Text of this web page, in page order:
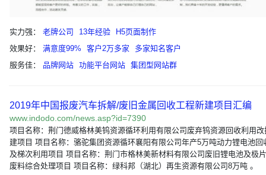
实力强： 老牌公司 13年经验
H5页面制作
效果好：
满意度99% 客户2万多家
多家知名客户
服务佳：
品牌网站 功能平台网站 集团型网站群
2019年中国报废汽车拆解/废旧金属回收工程新建项目汇编
www.indodo.com/news.asp?id=7390
项目名称：荆门德威格林美钨资源循环利用有限公司废弃钨资源回收利用改
建项目 项目名称：骆驼集团资源循环襄阳有限公司年产5万吨动力锂电池回
及梯次利用项目 项目名称：荆门市格林美新材料有限公司废旧锂电池及极片
废料综合处理项目 项目名称：绿科邦（湖北）再生资源有限公司8万吨 。